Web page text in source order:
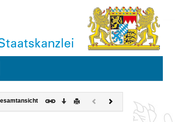
Download
DruckenVorherigesNächstes
Dokument